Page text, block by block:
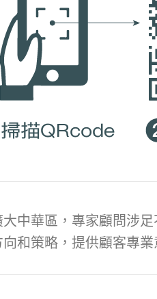
中華區，專家顧問涉
和策略，提供顧客專